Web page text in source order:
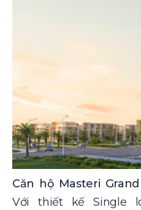
Căn hộ Masteri
Với thiết kế Single